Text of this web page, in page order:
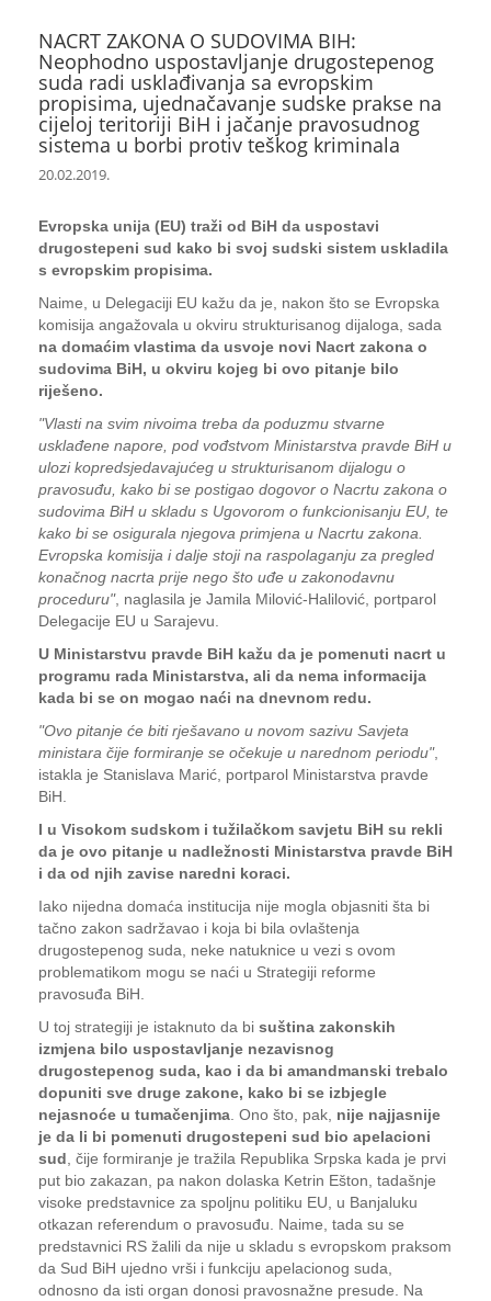
NACRT ZAKONA O SUDOVIMA BIH:
Neophodno uspostavljanje drugostepenog
suda radi usklađivanja sa evropskim
propisima, ujednačavanje sudske prakse na
cijeloj teritoriji BiH i jačanje pravosudnog
sistema u borbi protiv teškog kriminala
20.02.2019.
Evropska unija (EU) traži od BiH da uspostavi
drugostepeni sud kako bi svoj sudski sistem uskladila
s evropskim propisima.
Naime, u Delegaciji EU kažu da je, nakon što se Evropska
komisija angažovala u okviru strukturisanog dijaloga, sada
na domaćim vlastima da usvoje novi Nacrt zakona o
sudovima BiH, u okviru kojeg bi ovo pitanje bilo
riješeno.
"Vlasti na svim nivoima treba da poduzmu stvarne
usklađene napore, pod vođstvom Ministarstva pravde BiH u
ulozi kopredsjedavajućeg u strukturisanom dijalogu o
pravosuđu, kako bi se postigao dogovor o Nacrtu zakona o
sudovima BiH u skladu s Ugovorom o funkcionisanju EU, te
kako bi se osigurala njegova primjena u Nacrtu zakona.
Evropska komisija i dalje stoji na raspolaganju za pregled
konačnog nacrta prije nego što uđe u zakonodavnu
proceduru", naglasila je Jamila Milović-Halilović, portparol
Delegacije EU u Sarajevu.
U Ministarstvu pravde BiH kažu da je pomenuti nacrt u
programu rada Ministarstva, ali da nema informacija
kada bi se on mogao naći na dnevnom redu.
"Ovo pitanje će biti rješavano u novom sazivu Savjeta
ministara čije formiranje se očekuje u narednom periodu",
istakla je Stanislava Marić, portparol Ministarstva pravde
BiH.
I u Visokom sudskom i tužilačkom savjetu BiH su rekli
da je ovo pitanje u nadležnosti Ministarstva pravde BiH
i da od njih zavise naredni koraci.
Iako nijedna domaća institucija nije mogla objasniti šta bi
tačno zakon sadržavao i koja bi bila ovlaštenja
drugostepenog suda, neke natuknice u vezi s ovom
problematikom mogu se naći u Strategiji reforme
pravosuđa BiH.
U toj strategiji je istaknuto da bi suština zakonskih
izmjena bilo uspostavljanje nezavisnog
drugostepenog suda, kao i da bi amandmanski trebalo
dopuniti sve druge zakone, kako bi se izbjegle
nejasnoće u tumačenjima. Ono što, pak, nije najjasnije
je da li bi pomenuti drugostepeni sud bio apelacioni
sud, čije formiranje je tražila Republika Srpska kada je prvi
put bio zakazan, pa nakon dolaska Ketrin Ešton, tadašnje
visoke predstavnice za spoljnu politiku EU, u Banjaluku
otkazan referendum o pravosuđu. Naime, tada su se
predstavnici RS žalili da nije u skladu s evropskom praksom
da Sud BiH ujedno vrši i funkciju apelacionog suda,
odnosno da isti organ donosi pravosnažne presude. Na